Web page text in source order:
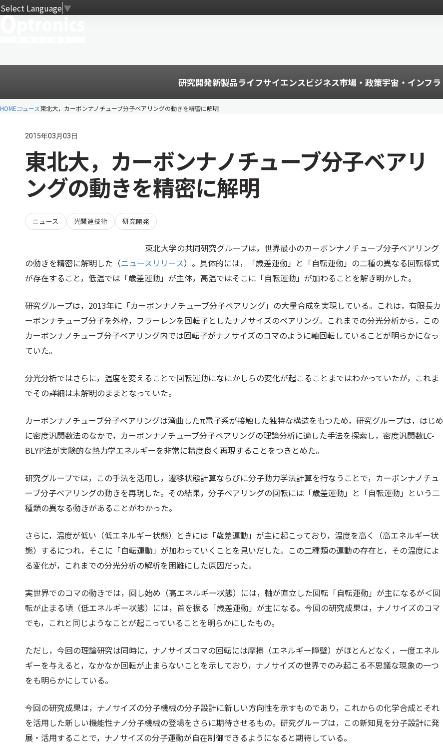
Select Language▼
研究開発新製品ライフサイエンスビジネス市場・政策宇宙・インフラ
HOMEニュース東北大，カーボンナノチューブ分子ベアリングの動きを精密に解明
2015年03月03日
東北大，カーボンナノチューブ分子ベアリ
ングの動きを精密に解明
ニュース 光関連技術 研究開発
東北大学の共同研究グループは，世界最小のカーボンナノチューブ分子ベアリング
の動きを精密に解明した（ニュースリリース）。具体的には，「歳差運動」と「自転運動」の二種の異なる回転様式
が存在すること，低温では「歳差運動」が主体，高温ではそこに「自転運動」が加わることを解き明かした。
研究グループは，2013年に「カーボンナノチューブ分子ベアリング」の大量合成を実現している。これは，有限長カ
ーボンナチューブ分子を外枠，フラーレンを回転子としたナノサイズのベアリング。これまでの分光分析から，この
カーボンナノチューブ分子ベアリング内では回転子がナノサイズのコマのように軸回転していることが明らかになっ
ていた。
分光分析ではさらに，温度を変えることで回転運動になにかしらの変化が起こることまではわかっていたが，これま
でその詳細は未解明のままとなっていた。
カーボンナノチューブ分子ベアリングは湾曲したπ電子系が接触した独特な構造をもつため，研究グループは，はじめ
に密度汎関数法のなかで，カーボンナノチューブ分子ベアリングの理論分析に適した手法を探索し，密度汎関数LC-
BLYP法が実験的な熱力学エネルギーを非常に精度良く再現することをつきとめた。
研究グループでは，この手法を活用し，遷移状態計算ならびに分子動力学法計算を行なうことで，カーボンナノチュ
ーブ分子ベアリングの動きを再現した。その結果，分子ベアリングの回転には「歳差運動」と「自転運動」という二
種類の異なる動きがあることがわかった。
さらに，温度が低い（低エネルギー状態）ときには「歳差運動」が主に起こっており，温度を高く（高エネルギー状
態）するにつれ，そこに「自転運動」が加わっていくことを見いだした。この二種類の運動の存在と，その温度によ
る変化が，これまでの分光分析の解析を困難にした原因だった。
実世界でのコマの動きでは，回し始め（高エネルギー状態）には，軸が直立した回転「自転運動」が主になるが＜回
転が止まる頃（低エネルギー状態）には，首を振る「歳差運動」が主になる。今回の研究成果は，ナノサイズのコマ
でも，これと同じようなことが起こっていることを明らかにしたもの。
ただし，今回の理論研究は同時に，ナノサイズコマの回転には摩擦（エネルギー障壁）がほとんどなく，一度エネル
ギーを与えると，なかなか回転が止まらないことを示しており，ナノサイズの世界でのみ起こる不思議な現象の一つ
をも明らかにしている。
今回の研究成果は，ナノサイズの分子機械の分子設計に新しい方向性を示すものであり，これからの化学合成とそれ
を活用した新しい機能性ナノ分子機械の登場をさらに期待させるもの。研究グループは，この新知見を分子設計に発
展・活用することで，ナノサイズの分子運動が自在制御できるようになると期待している。